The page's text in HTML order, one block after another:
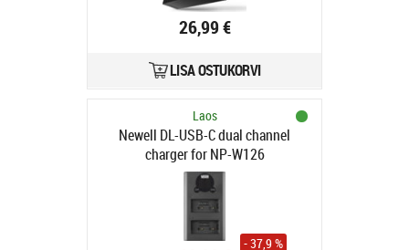
26,99 €
LISA OSTUKORVI
Laos
Newell DL-USB-C dual channel
charger for NP-W126
- 37,9 %